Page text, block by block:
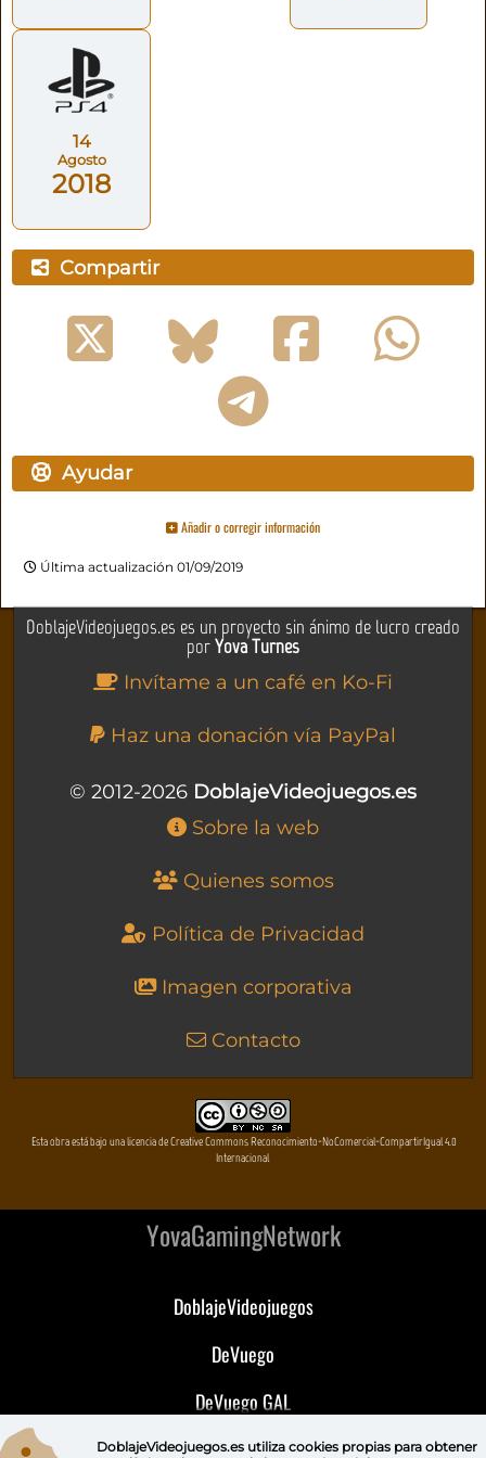
14
Agosto
2018
Compartir
Ayudar
Añadir o corregir información
Última actualización 01/09/2019
DoblajeVideojuegos.es es un proyecto sin ánimo de lucro creado
porYova Turnes
Invítame a un café en Ko-Fi
Haz una donación vía PayPal
© 2012-2026 DoblajeVideojuegos.es
Sobre la web
Quienes somos
Política de Privacidad
Imagen corporativa
Contacto
Esta obra está bajo una licencia de Creative Commons Reconocimiento-NoComercial-CompartirIgual 4.0
Internacional
YovaGamingNetwork
DoblajeVideojuegos
DeVuego
DeVuego GAL
DeVuego LATAM
DoblajeVideojuegos.es utiliza cookies propiaspara obtener